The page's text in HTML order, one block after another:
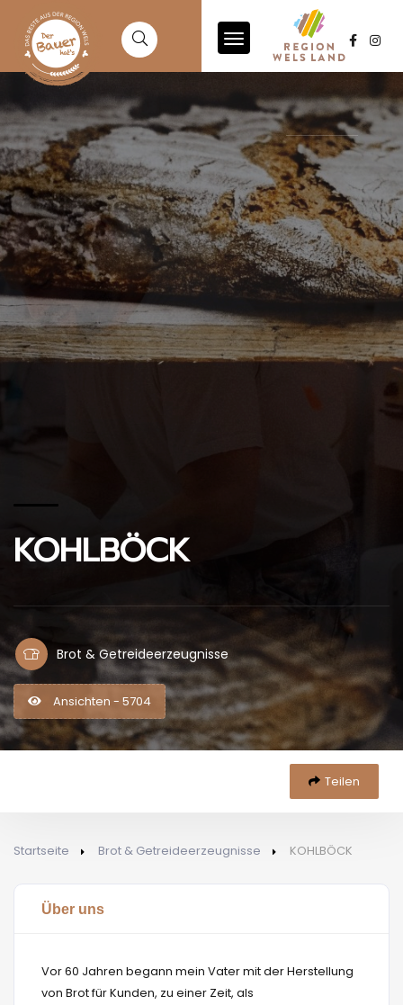
KOHLBÖCK
Brot & Getreideerzeugnisse
Ansichten - 5704
Teilen
Startseite Brot & Getreideerzeugnisse KOHLBÖCK
Über uns
Vor 60 Jahren begann mein Vater mit der Herstellung
von Brot für Kunden, zu einer Zeit, als